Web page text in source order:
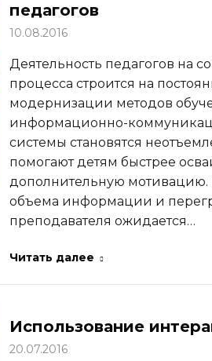
педагогов
10.08.2016
Деятельность педагогов на
процесса строится на
модернизации методов
информационно-
системы становятся
помогают детям быстрее
дополнительную мотивацию.
объема информации и
преподавателя ожидается…
Читать далее
Использование
20.07.2016